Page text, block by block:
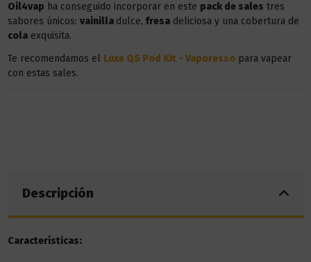
Oil4vap ha conseguido incorporar en este pack de sales tres
sabores únicos: vainilla dulce, fresadeliciosa y una cobertura de
colaexquisita.
Te recomendamos el Luxe QS Pod Kit - Vaporessopara vapear
con estas sales.
Descripción
Características: